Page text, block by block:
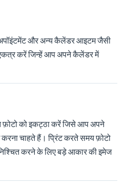
अपॉइंटमेंट और अन्य कैलेंडर आइटम जैसी
एकत्र करें जिन्हें आप अपने कैलेंडर में
फ़ोटो को इकट्ठा करें जिसे आप अपने
चाहते हैं। प्रिंट करते समय फ़ोटो
करने के लिए बड़े आकार की इमेज